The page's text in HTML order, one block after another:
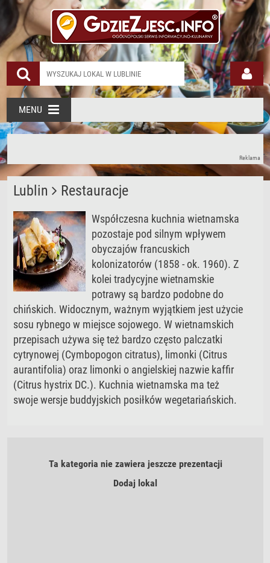
MENU
Reklama
Lublin Restauracje
Współczesna kuchnia wietnamska
pozostaje pod silnym wpływem
obyczajów francuskich
kolonizatorów (1858 - ok. 1960). Z
kolei tradycyjne wietnamskie
potrawy są bardzo podobne do
chińskich. Widocznym, ważnym wyjątkiem jest użycie
sosu rybnego w miejsce sojowego. W wietnamskich
przepisach używa się też bardzo często palczatki
cytrynowej (Cymbopogon citratus), limonki (Citrus
aurantifolia) oraz limonki o angielskiej nazwie kaffir
(Citrus hystrix DC.). Kuchnia wietnamska ma też
swoje wersje buddyjskich posiłków wegetariańskich.
Ta kategoria nie zawiera jeszcze prezentacji
Dodaj lokal